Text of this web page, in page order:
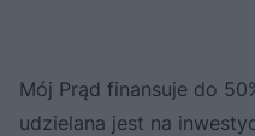
Mój Prąd finansuje do
udzielana jest na